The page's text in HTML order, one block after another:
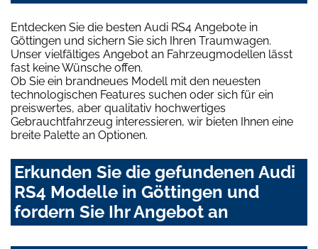
Entdecken Sie die besten Audi RS4 Angebote in
Göttingen und sichern Sie sich Ihren Traumwagen.
Unser vielfältiges Angebot an Fahrzeugmodellen lässt
fast keine Wünsche offen.
Ob Sie ein brandneues Modell mit den neuesten
technologischen Features suchen oder sich für ein
preiswertes, aber qualitativ hochwertiges
Gebrauchtfahrzeug interessieren, wir bieten Ihnen eine
breite Palette an Optionen.
Erkunden Sie die gefundenen Audi
RS4 Modelle in Göttingen und
fordern Sie Ihr Angebot an